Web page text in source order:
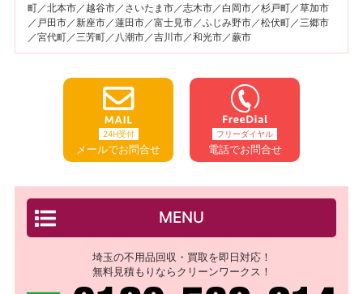
町／北本市／越谷市／さいたま市／志木市／白岡市／杉戸町／草加市
／戸田市／新座市／蓮田市／富士見市／ふじみ野市／松伏町／三郷市
／宮代町／三芳町／八潮市／吉川市／和光市／蕨市
24H受付
メールでお問合せ
フリーダイヤル
電話でお問合せ
MENU
埼玉の不用品回収・買取を即日対応！
無料見積もりならクリーンワークス！